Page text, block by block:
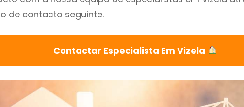
de contacto seguinte.
Contactar Especialista Em Vizela